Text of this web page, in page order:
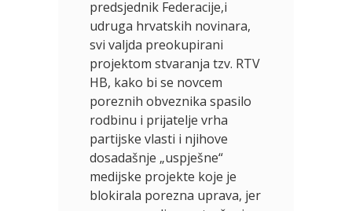
predsjednik Federacije,i
udruga hrvatskih novinara,
svi valjda preokupirani
projektom stvaranja tzv. RTV
HB, kako bi se novcem
poreznih obveznika spasilo
rodbinu i prijatelje vrha
partijske vlasti i njihove
dosadašnje „uspješne“
medijske projekte koje je
blokirala porezna uprava, jer